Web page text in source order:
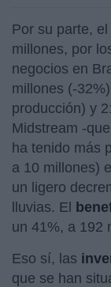
Por su parte, el
millones, por
negocios en
millones (-
producción) y
Midstream -
ha tenido más
a 10 millones)
un ligero
lluvias. El
un 41%, a 192
Eso sí, las
que se han